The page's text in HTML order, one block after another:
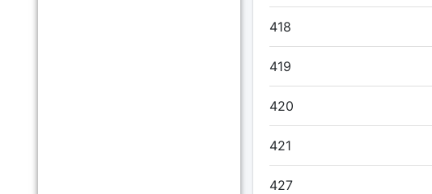
418
419
420
421
427